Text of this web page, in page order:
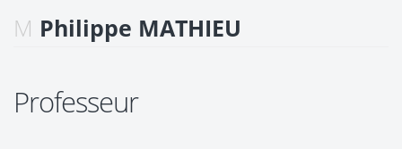
M Philippe MATHIEU
Professeur